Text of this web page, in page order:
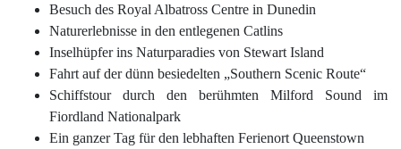
Besuch des Royal Albatross Centre in Dunedin
Naturerlebnisse in den entlegenen Catlins
Inselhüpfer ins Naturparadies von Stewart Island
Fahrt auf der dünn besiedelten „Southern Scenic Route“
Schiffstour durch den berühmten Milford Sound im
Fiordland Nationalpark
Ein ganzer Tag für den lebhaften Ferienort Queenstown